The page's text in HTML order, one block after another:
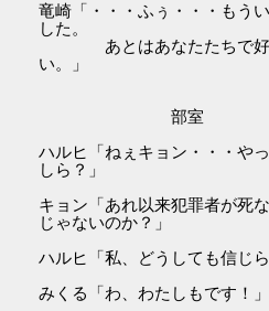
竜崎「・・・ふぅ・・・もう
した。
あとはあなたたちで好き
い。」
部室
ハルヒ「ねぇキョン・・・や
しら？」
キョン「あれ以来犯罪者が死
じゃないのか？」
ハルヒ「私、どうしても信じ
みくる「わ、わたしもです！」